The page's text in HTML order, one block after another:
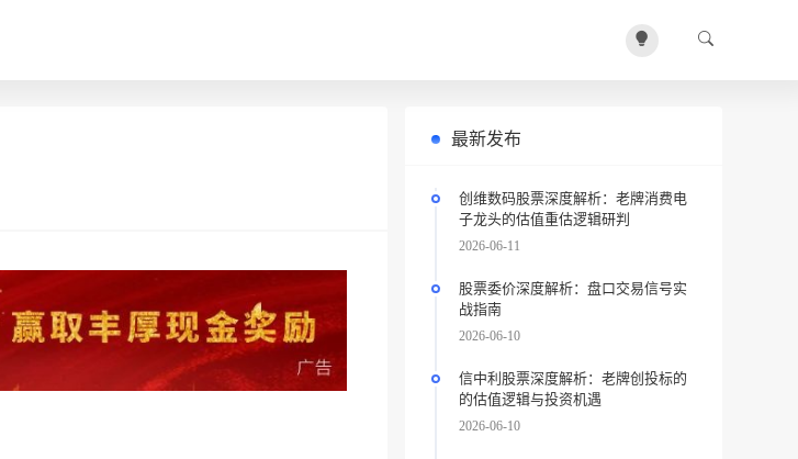
最新发布
创维数码股票深度解析：老牌消费电
子龙头的估值重估逻辑研判
2026-06-11
股票委价深度解析：盘口交易信号实
战指南
2026-06-10
信中利股票深度解析：老牌创投标的
的估值逻辑与投资机遇
2026-06-10